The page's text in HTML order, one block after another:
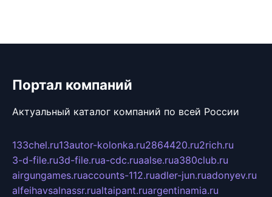
Портал компаний
Актуальный каталог компаний по всей России
133chel.ru13autor-kolonka.ru2864420.ru2rich.ru
3-d-file.ru3d-file.rua-cdc.ruaalse.rua380club.ru
airgungames.ruaccounts-112.ruadler-jun.ruadonyev.ru
alfeihavsalnassr.rualtaipant.ruargentinamia.ru